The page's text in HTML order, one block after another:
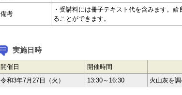
備考
・受講料には冊子テキスト代を含みます。
ることができます。
実施日時
開催日
開催時間
令和3年7月27日（火）
13:30～16:30 火山灰を